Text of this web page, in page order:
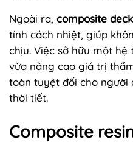
Ngoài ra, composite
tính cách nhiệt, giúp
chịu. Việc sở hữu một
vừa nâng cao giá trị
toàn tuyệt đối cho người
thời tiết.
Composite